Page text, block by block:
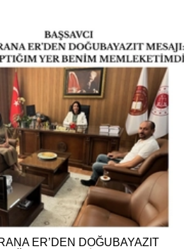
ER’DEN DOĞUBAYAZIT